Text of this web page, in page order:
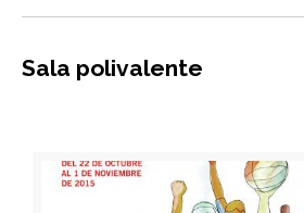
Sala polivalente